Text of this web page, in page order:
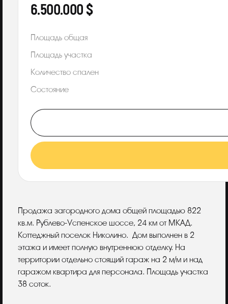
6.500.000 $
Площадь общая
Площадь участка
Количество спален
Состояние
Описание
Продажа загородного дома общей площадью 822
кв.м. Рублево-Успенское шоссе, 24 км от МКАД.
Коттеджный поселок Николино. Дом выполнен в 2
этажа и имеет полную внутреннюю отделку. На
территории отдельно стоящий гараж на 2 м/м и над
гаражом квартира для персонала. Площадь участка
38 соток.